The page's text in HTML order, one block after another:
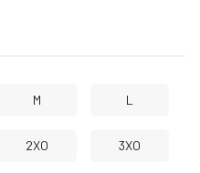
M L
2XO 3XO